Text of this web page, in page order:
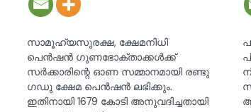
സാമൂഹ്യസുരക്ഷ, ക്ഷേമനിധി
പെൻഷൻ ഗുണഭോക്താക്കൾക്ക്‌
സർക്കാരിന്റെ ഓണ സമ്മാനമായി രണ്ടു
ഗഡു ക്ഷേമ പെൻഷൻ ലഭിക്കും.
ഇതിനായി 1679 കോടി അനുവദിച്ചതായി